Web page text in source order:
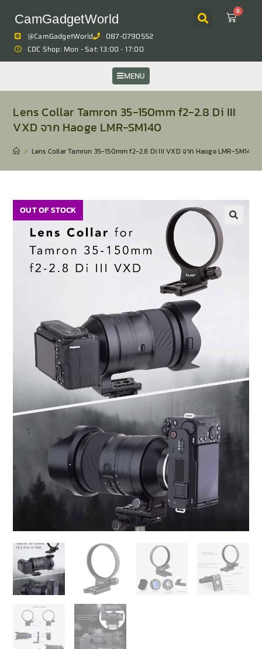
CamGadgetWorld
0
@CamGadgetWorld
087-0790552
CDC Shop: Mon - Sat: 13:00 - 17:00
MENU
Lens Collar Tamron 35-150mm f2-2.8 Di III
VXD จาก Haoge LMR-SM140
> Lens Collar Tamron 35-150mm f2-2.8 Di III VXD จาก Haoge LMR-SM140
OUT OF STOCK